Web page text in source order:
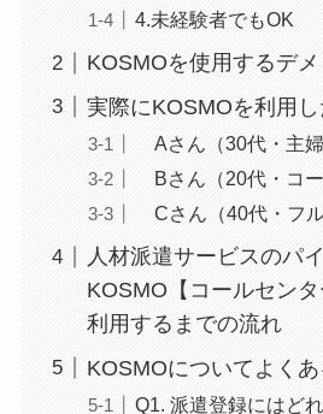
4.未経験者でもOK
KOSMOを使用するデメ
実際にKOSMOを利用
Aさん（30代・主婦
Bさん（20代・コー
Cさん（40代・フル
人材派遣サービスのパ
KOSMO【コールセン
利用するまでの流れ
KOSMOについてよくあ
Q1. 派遣登録にはど